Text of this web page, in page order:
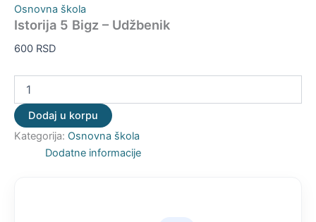
Osnovna škola
Istorija 5 Bigz – Udžbenik
600 RSD
Dodaj u korpu
Kategorija: Osnovna škola
Dodatne informacije